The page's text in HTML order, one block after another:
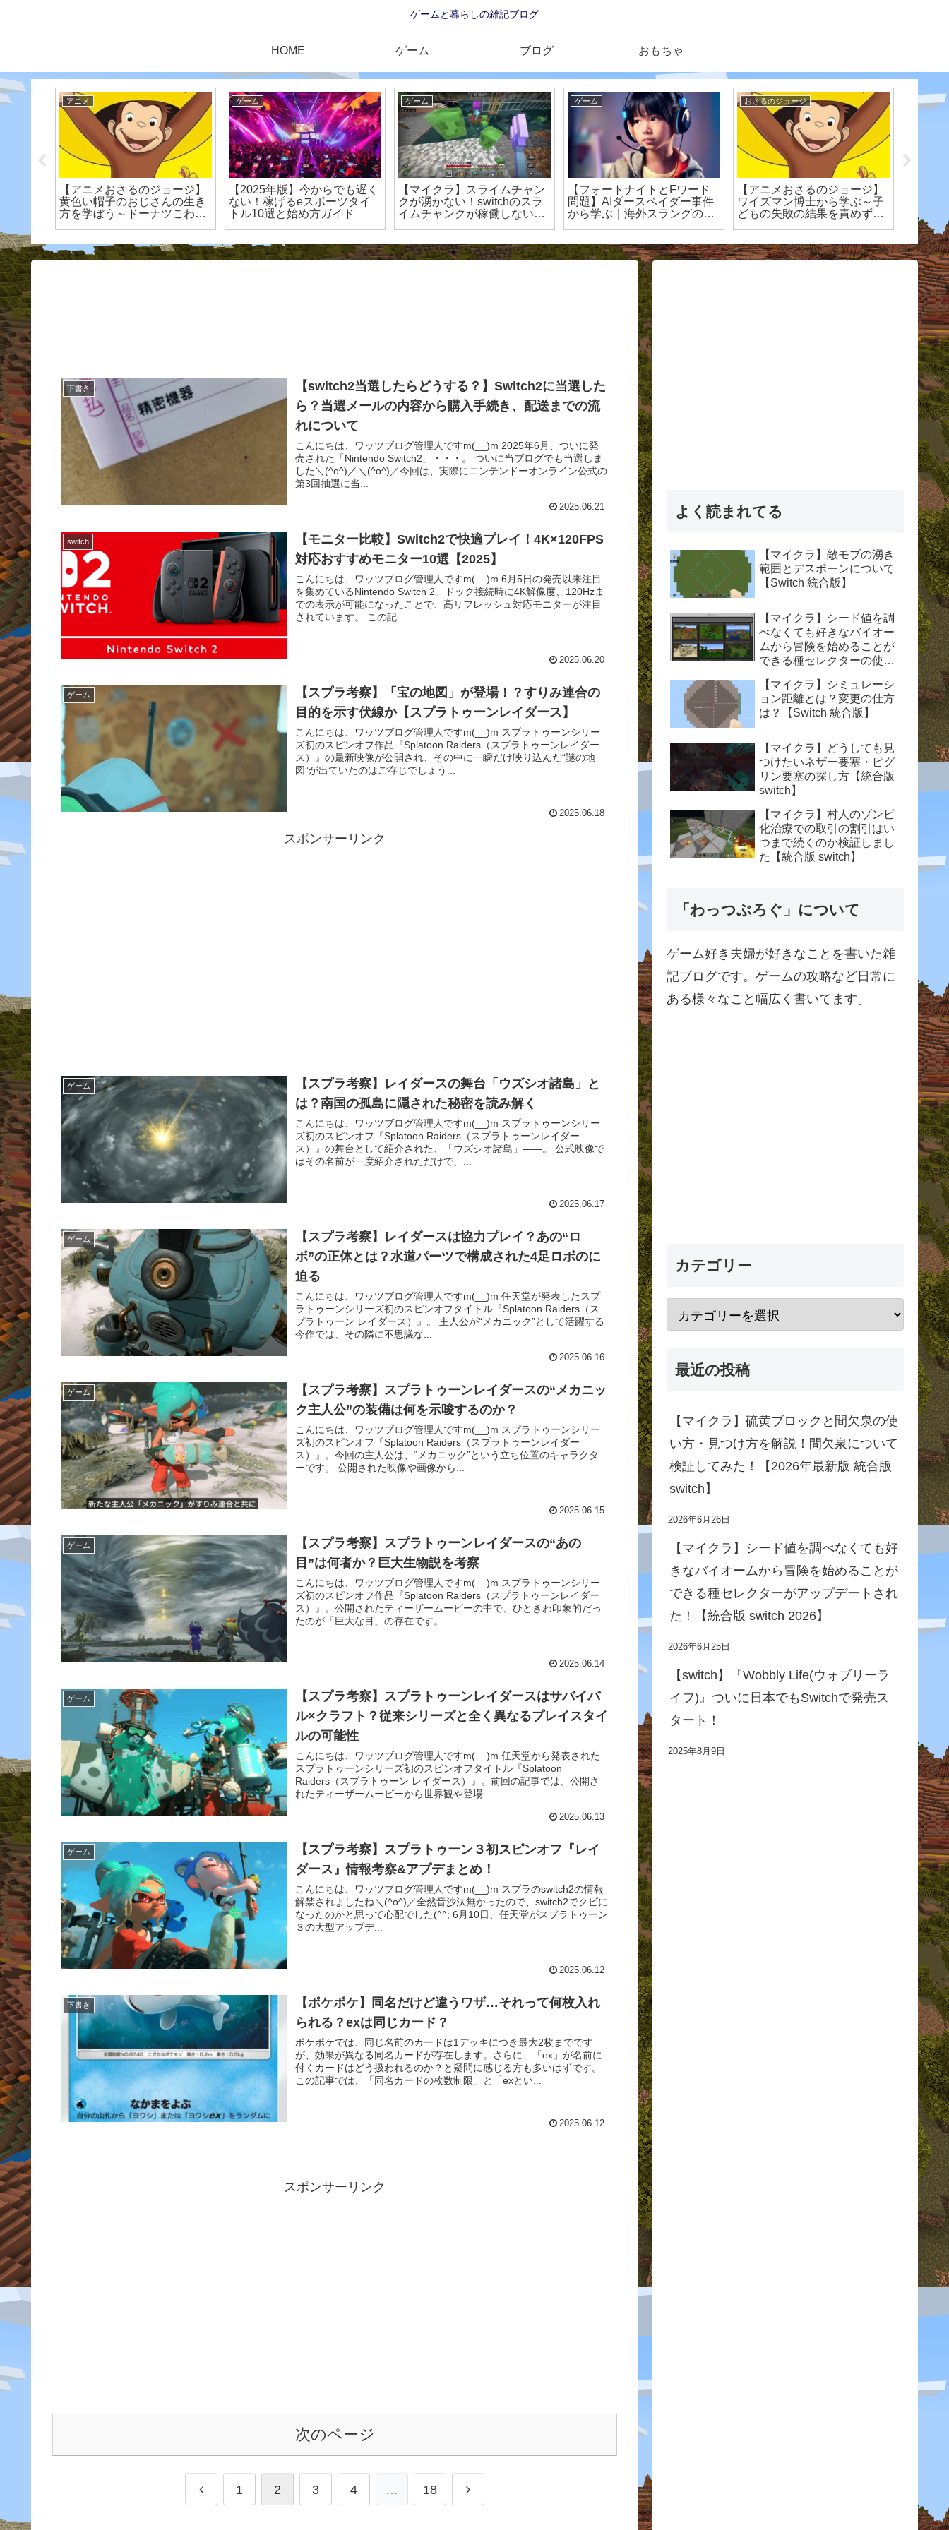
ゲームと暮らしの雑記ブログ
HOME ゲーム ブログ おもちゃ
アニメ
【アニメおさるのジョージ】
黄色い帽子のおじさんの生き
方を学ぼう～ドーナツこわい
ゲーム
【2025年版】今からでも遅く
ない！稼げるeスポーツタイ
トル10選と始め方ガイド
ゲーム
【マイクラ】スライムチャン
クが湧かない！switchのスラ
イムチャンクが稼働しないと
ゲーム
【フォートナイトとFワード
問題】AIダースベイダー事件
から学ぶ｜海外スラングの意
おさるのジョージ
【アニメおさるのジョージ】
ワイズマン博士から学ぶ～子
どもの失敗の結果を責めずに
ゲーム
下書き
【switch2当選したらどうする？】Switch2に当選した
ら？当選メールの内容から購入手続き、配送までの流
れについて
こんにちは、ワッツブログ管理人ですm(__)m 2025年6月、ついに発
売された「Nintendo Switch2」・・・。 ついに当ブログでも当選しま
した＼(^o^)／＼(^o^)／今回は、実際にニンテンドーオンライン公式の
第3回抽選に当...
2025.06.21
switch
【モニター比較】Switch2で快適プレイ！4K×120FPS
対応おすすめモニター10選【2025】
こんにちは、ワッツブログ管理人ですm(__)m 6月5日の発売以来注目
を集めているNintendo Switch 2。ドック接続時に4K解像度、120Hzま
での表示が可能になったことで、高リフレッシュ対応モニターが注目
されています。 この記...
2025.06.20
ゲーム
【スプラ考察】「宝の地図」が登場！？すりみ連合の
目的を示す伏線か【スプラトゥーンレイダース】
こんにちは、ワッツブログ管理人ですm(__)m スプラトゥーンシリー
ズ初のスピンオフ作品『Splatoon Raiders（スプラトゥーンレイダー
ス）』の最新映像が公開され、その中に一瞬だけ映り込んだ“謎の地
図”が出ていたのはご存じでしょう...
2025.06.18
スポンサーリンク
ゲーム
【スプラ考察】レイダースの舞台「ウズシオ諸島」と
は？南国の孤島に隠された秘密を読み解く
こんにちは、ワッツブログ管理人ですm(__)m スプラトゥーンシリー
ズ初のスピンオフ『Splatoon Raiders（スプラトゥーンレイダー
ス）』の舞台として紹介された、「ウズシオ諸島」――。 公式映像で
はその名前が一度紹介されただけで、...
2025.06.17
ゲーム
【スプラ考察】レイダースは協力プレイ？あの“ロ
ボ”の正体とは？水道パーツで構成された4足ロボのに
迫る
こんにちは、ワッツブログ管理人ですm(__)m 任天堂が発表したスプ
ラトゥーンシリーズ初のスピンオフタイトル『Splatoon Raiders（ス
プラトゥーン レイダース）』。 主人公が“メカニック”として活躍する
今作では、その隣に不思議な...
2025.06.16
ゲーム
【スプラ考察】スプラトゥーンレイダースの“メカニッ
ク主人公”の装備は何を示唆するのか？
こんにちは、ワッツブログ管理人ですm(__)m スプラトゥーンシリー
ズ初のスピンオフ『Splatoon Raiders（スプラトゥーンレイダー
ス）』。今回の主人公は、“メカニック”という立ち位置のキャラクタ
ーです。 公開された映像や画像から...
2025.06.15
ゲーム
【スプラ考察】スプラトゥーンレイダースの“あの
目”は何者か？巨大生物説を考察
こんにちは、ワッツブログ管理人ですm(__)m スプラトゥーンシリー
ズ初のスピンオフ作品『Splatoon Raiders（スプラトゥーンレイダー
ス）』。公開されたティーザームービーの中で、ひときわ印象的だっ
たのが「巨大な目」の存在です。 ...
2025.06.14
ゲーム
【スプラ考察】スプラトゥーンレイダースはサバイバ
ル×クラフト？従来シリーズと全く異なるプレイスタイ
ルの可能性
こんにちは、ワッツブログ管理人ですm(__)m 任天堂から発表された
スプラトゥーンシリーズ初のスピンオフタイトル『Splatoon
Raiders（スプラトゥーン レイダース）』。前回の記事では、公開さ
れたティーザームービーから世界観や登場...
2025.06.13
ゲーム
【スプラ考察】スプラトゥーン３初スピンオフ『レイ
ダース』情報考察&アプデまとめ！
こんにちは、ワッツブログ管理人ですm(__)m スプラのswitch2の情報
解禁されましたね＼(^o^)／全然音沙汰無かったので、switch2でクビに
なったのかと思って心配でした(^^; 6月10日、任天堂がスプラトゥーン
３の大型アップデ...
2025.06.12
下書き
【ポケポケ】同名だけど違うワザ…それって何枚入れ
られる？exは同じカード？
ポケポケでは、同じ名前のカードは1デッキにつき最大2枚までです
が、効果が異なる同名カードが存在します。さらに、「ex」が名前に
付くカードはどう扱われるのか？と疑問に感じる方も多いはずです。
この記事では、「同名カードの枚数制限」と「exとい...
2025.06.12
スポンサーリンク
次のページ
前 1 2 3 4 … 18 次
よく読まれてる
【マイクラ】敵モブの湧き
範囲とデスポーンについて
【Switch 統合版】
【マイクラ】シード値を調
べなくても好きなバイオー
ムから冒険を始めることが
できる種セレクターの使い
【マイクラ】シミュレーシ
ョン距離とは？変更の仕方
は？【Switch 統合版】
【マイクラ】どうしても見
つけたいネザー要塞・ピグ
リン要塞の探し方【統合版
switch】
【マイクラ】村人のゾンビ
化治療での取引の割引はい
つまで続くのか検証しまし
た【統合版 switch】
「わっつぶろぐ」について
ゲーム好き夫婦が好きなことを書いた雑
記ブログです。ゲームの攻略など日常に
ある様々なこと幅広く書いてます。
カテゴリー
最近の投稿
【マイクラ】硫黄ブロックと間欠泉の使
い方・見つけ方を解説！間欠泉について
検証してみた！【2026年最新版 統合版
switch】
2026年6月26日
【マイクラ】シード値を調べなくても好
きなバイオームから冒険を始めることが
できる種セレクターがアップデートされ
た！【統合版 switch 2026】
2026年6月25日
【switch】『Wobbly Life(ウォブリーラ
イフ)』ついに日本でもSwitchで発売ス
タート！
2025年8月9日